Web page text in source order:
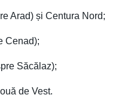
Arad) și Centura Nord;
Cenad);
Săcălaz);
de Vest.